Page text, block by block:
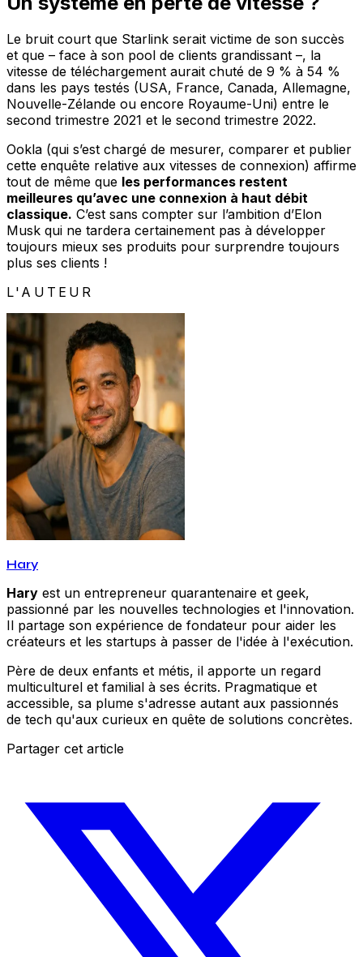
Le bruit court que Starlink serait victime de son succès
et que – face à son pool de clients grandissant –, la
vitesse de téléchargement aurait chuté de 9 % à 54 %
dans les pays testés (USA, France, Canada, Allemagne,
Nouvelle-Zélande ou encore Royaume-Uni) entre le
second trimestre 2021 et le second trimestre 2022.
Ookla (qui s’est chargé de mesurer, comparer et publier
cette enquête relative aux vitesses de connexion) affirme
tout de même que les performances restent
meilleures qu’avec une connexion à haut débit
classique. C’est sans compter sur l’ambition d’Elon
Musk qui ne tardera certainement pas à développer
toujours mieux ses produits pour surprendre toujours
plus ses clients !
L'AUTEUR
Hary
Hary est un entrepreneur quarantenaire et geek,
passionné par les nouvelles technologies et l'innovation.
Il partage son expérience de fondateur pour aider les
créateurs et les startups à passer de l'idée à l'exécution.
Père de deux enfants et métis, il apporte un regard
multiculturel et familial à ses écrits. Pragmatique et
accessible, sa plume s'adresse autant aux passionnés
de tech qu'aux curieux en quête de solutions concrètes.
Partager cet article